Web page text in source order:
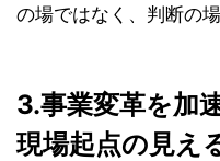
の場ではなく、判断の
3.事業変革を加
現場起点の見え